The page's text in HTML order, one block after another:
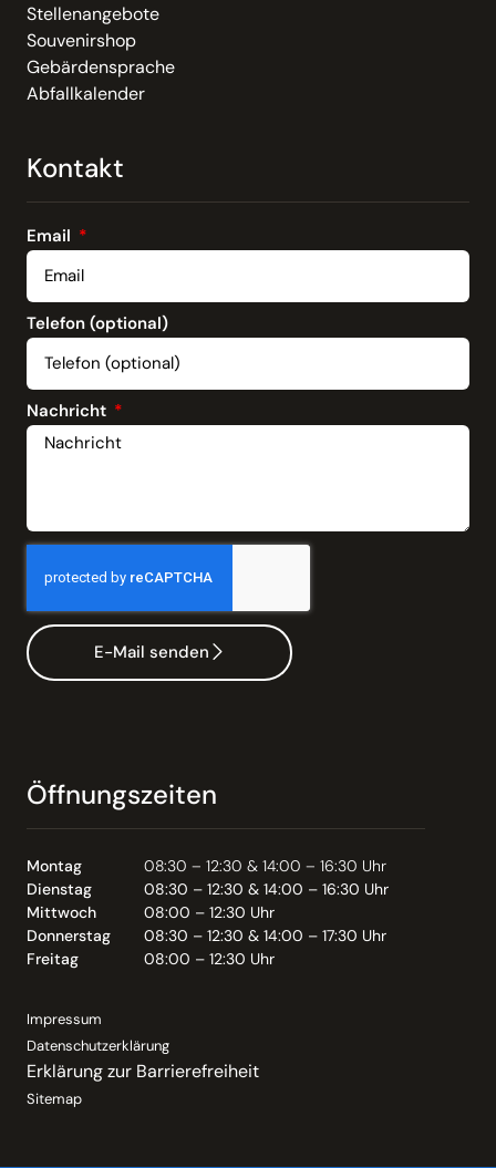
Stellenangebote
Souvenirshop
Gebärdensprache
Abfallkalender
Kontakt
Email
Telefon (optional)
Nachricht
E-Mail senden
Öffnungszeiten
Montag
08:30 – 12:30 & 14:00 – 16:30 Uhr
Dienstag
08:30 – 12:30 & 14:00 – 16:30 Uhr
Mittwoch
08:00 – 12:30 Uhr
Donnerstag
08:30 – 12:30 & 14:00 – 17:30 Uhr
Freitag
08:00 – 12:30 Uhr
Impressum
Datenschutzerklärung
Erklärung zur Barrierefreiheit
Sitemap